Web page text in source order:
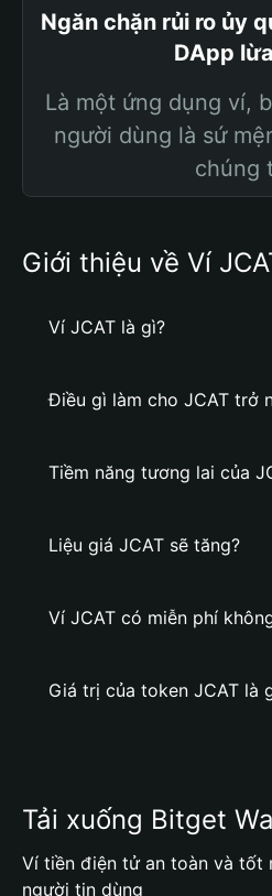
Ngăn chặn rủi ro ủy
DApp
Là một ứng dụng ví,
người dùng là sứ
chúng
Giới thiệu về Ví
Ví JCAT là gì?
Điều gì làm cho JCAT trở
Tiềm năng tương lai của
Liệu giá JCAT sẽ tăng?
Ví JCAT có miễn phí
Giá trị của token JCAT là
Tải xuống Bitget
Ví tiền điện tử an toàn và tốt
người tin dùng